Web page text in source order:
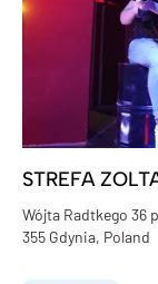
STREFA
Wójta Radtkego 36
355 Gdynia, Poland